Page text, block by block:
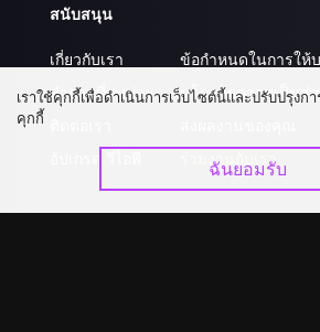
สนับสนุน
เกี่ยวกับเรา
คำถามที่พบบ่อย
ข้อกำหนดในการให้
นโยบายความเป็นส่
ร่วมงานกับเรา
เราใช้คุกกี้เพื่อดำเนินการเว็บไซต์นี้และปรับปรุงก
คุกกี้
ฉันยอมรับ